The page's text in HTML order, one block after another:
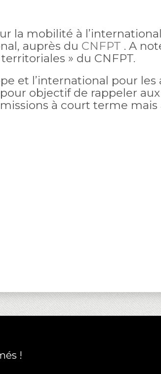
la mobilité à
auprès du CNFPT . A
» du CNFPT.
et l’international pour les
objectif de rappeler
à court terme mais
!